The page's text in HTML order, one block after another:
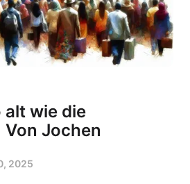
alt wie die
Jochen
2025